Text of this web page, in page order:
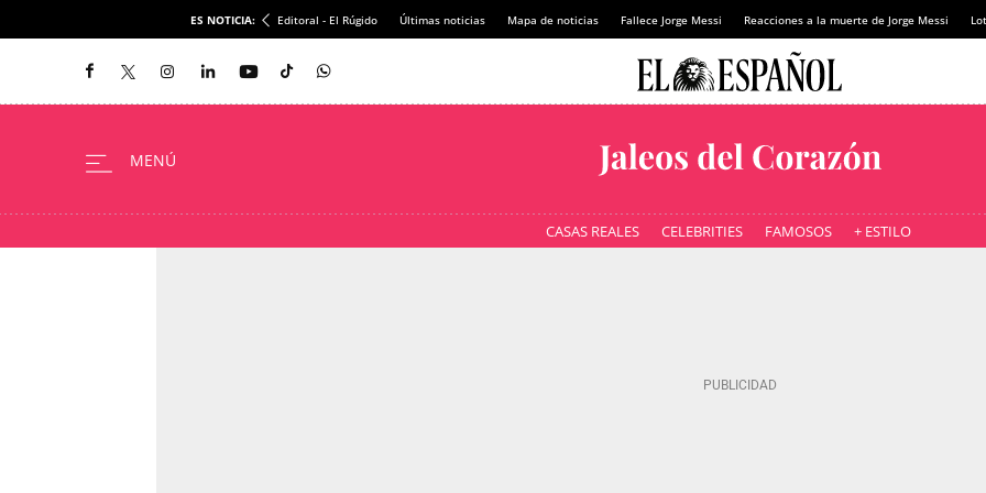
ES NOTICIA: Editoral - El Rúgido Últimas noticias Mapa de noticias Fallece Jorge Messi Reacciones a la muerte de Jorge Messi
CASAS REALES CELEBRITIES FAMOSOS + ESTILO